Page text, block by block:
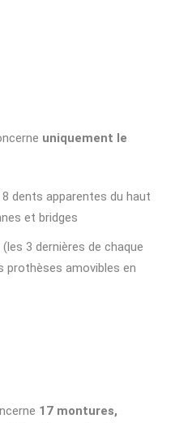
uniquement le
dents apparentes du haut
et bridges
3 dernières de chaque
prothèses amovibles en
17 montures,